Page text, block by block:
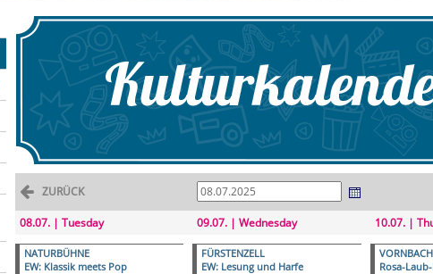
ZURÜCK
08.07. | Tuesday
NATURBÜHNE
EW: Klassik meets Pop
09.07. | Wednesday
FÜRSTENZELL
EW: Lesung und Harfe
10.07. |
VORNBACH
Rosa-